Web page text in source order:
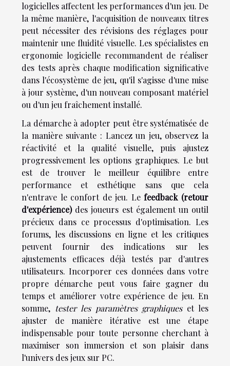
logicielles affectent les performances d'un jeu. De
la même manière, l'acquisition de nouveaux titres
peut nécessiter des révisions des réglages pour
maintenir une fluidité visuelle. Les spécialistes en
ergonomie logicielle recommandent de réaliser
des tests après chaque modification significative
dans l'écosystème de jeu, qu'il s'agisse d'une mise
à jour système, d'un nouveau composant matériel
ou d'un jeu fraîchement installé.
La démarche à adopter peut être systématisée de
la manière suivante : Lancez un jeu, observez la
réactivité et la qualité visuelle, puis ajustez
progressivement les options graphiques. Le but
est de trouver le meilleur équilibre entre
performance et esthétique sans que cela
n'entrave le confort de jeu. Lefeedback (retour
d'expérience)des joueurs est également un outil
précieux dans ce processus d'optimisation. Les
forums, les discussions en ligne et les critiques
peuvent fournir des indications sur les
ajustements efficaces déjà testés par d'autres
utilisateurs. Incorporer ces données dans votre
propre démarche peut vous faire gagner du
temps et améliorer votre expérience de jeu. En
somme, tester les paramètres graphiqueset les
ajuster de manière itérative est une étape
indispensable pour toute personne cherchant à
maximiser son immersion et son plaisir dans
l'univers des jeux sur PC.